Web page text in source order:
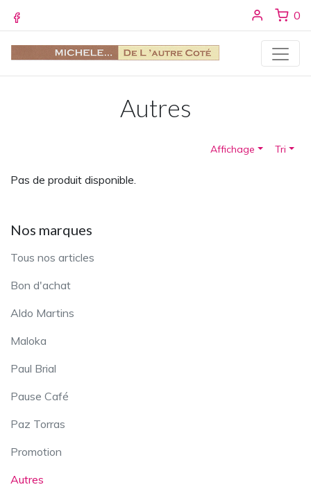
Se 0
Autres
Affichage Tri
Pas de produit disponible.
Nos marques
Tous nos articles
Bon d'achat
Aldo Martins
Maloka
Paul Brial
Pause Café
Paz Torras
Promotion
Autres